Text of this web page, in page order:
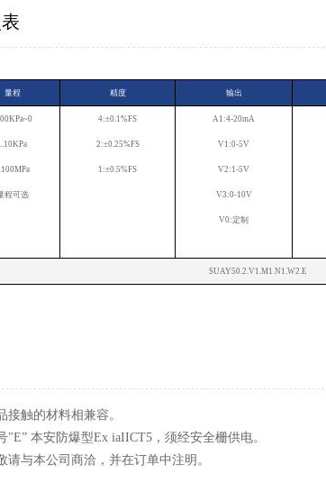
量程 精度 输出
程可选
4:±0.1%FS
2:±0.25%FS
1:±0.5%FS
A1:4-20mA
V1:0-5V
V2:1-5V
V3:0-10V
V0:定制
SUAY50.2.V1.M1.N1.W2.E
接触的材料相兼容。
"E” 本安防爆型Ex iaIICT5，须经安全栅供电。
请与本公司商洽，并在订单中注明。